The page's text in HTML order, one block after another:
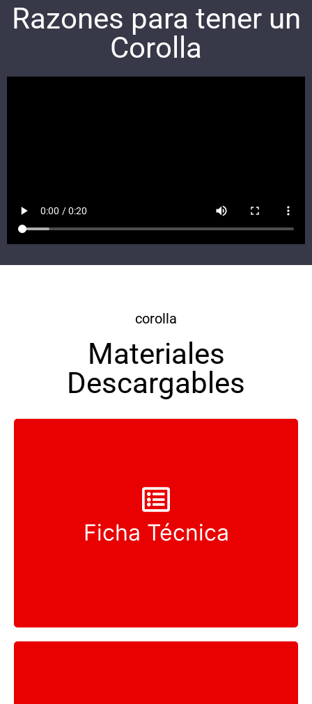
Razones para tener un
Corolla
corolla
Materiales
Descargables
Ficha Técnica
Ver Ahora